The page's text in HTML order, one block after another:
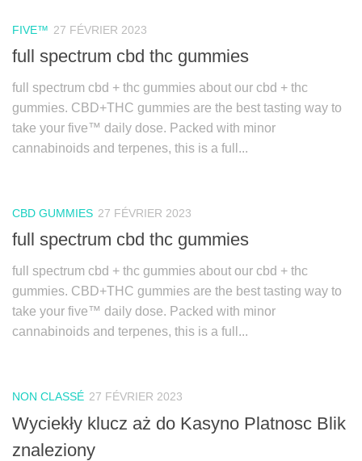
FIVE™ 27 FÉVRIER 2023
full spectrum cbd thc gummies
full spectrum cbd + thc gummies about our cbd + thc
gummies. CBD+THC gummies are the best tasting way to
take your five™ daily dose. Packed with minor
cannabinoids and terpenes, this is a full...
CBD GUMMIES 27 FÉVRIER 2023
full spectrum cbd thc gummies
full spectrum cbd + thc gummies about our cbd + thc
gummies. CBD+THC gummies are the best tasting way to
take your five™ daily dose. Packed with minor
cannabinoids and terpenes, this is a full...
NON CLASSÉ 27 FÉVRIER 2023
Wyciekły klucz aż do Kasyno Platnosc Blik
znaleziony